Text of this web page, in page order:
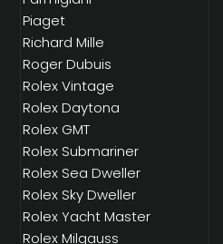
Piaget
Richard Mille
Roger Dubuis
Rolex Vintage
Rolex Daytona
Rolex GMT
Rolex Submariner
Rolex Sea Dweller
Rolex Sky Dweller
Rolex Yacht Master
Rolex Milgauss